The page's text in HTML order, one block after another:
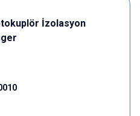
İzolasyon